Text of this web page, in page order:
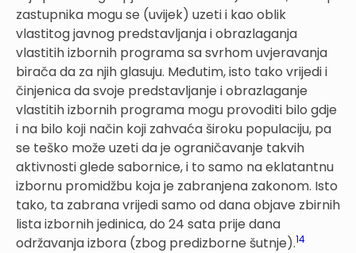
zastupnika mogu se (uvijek) uzeti i kao oblik
vlastitog javnog predstavljanja i obrazlaganja
vlastitih izbornih programa sa svrhom uvjeravanja
birača da za njih glasuju. Međutim, isto tako vrijedi i
činjenica da svoje predstavljanje i obrazlaganje
vlastitih izbornih programa mogu provoditi bilo gdje
i na bilo koji način koji zahvaća široku populaciju, pa
se teško može uzeti da je ograničavanje takvih
aktivnosti glede sabornice, i to samo na eklatantnu
izbornu promidžbu koja je zabranjena zakonom. Isto
tako, ta zabrana vrijedi samo od dana objave zbirnih
lista izbornih jedinica, do 24 sata prije dana
održavanja izbora (zbog predizborne šutnje).14